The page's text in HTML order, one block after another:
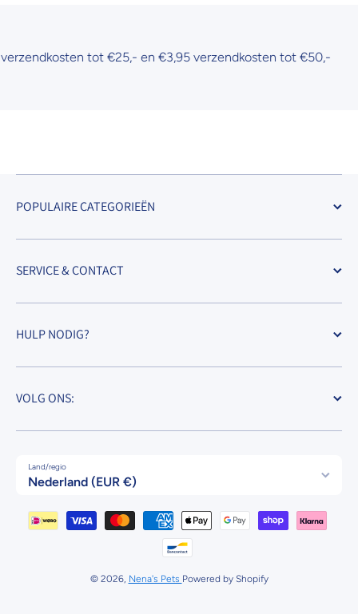
tot €25,- en €3,95 verzendkosten tot €50,-
POPULAIRE CATEGORIEËN
SERVICE & CONTACT
HULP NODIG?
VOLG ONS:
Land/regio
Nederland (EUR €)
Betaalmethodes
© 2026, Nena's Pets Powered by Shopify